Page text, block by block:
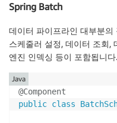
Spring Batch
데이터 파이프라인 대부분
스케줄러 설정, 데이터 조회,
엔진 인덱싱 등이 포함됩니
@Component
public class
Java